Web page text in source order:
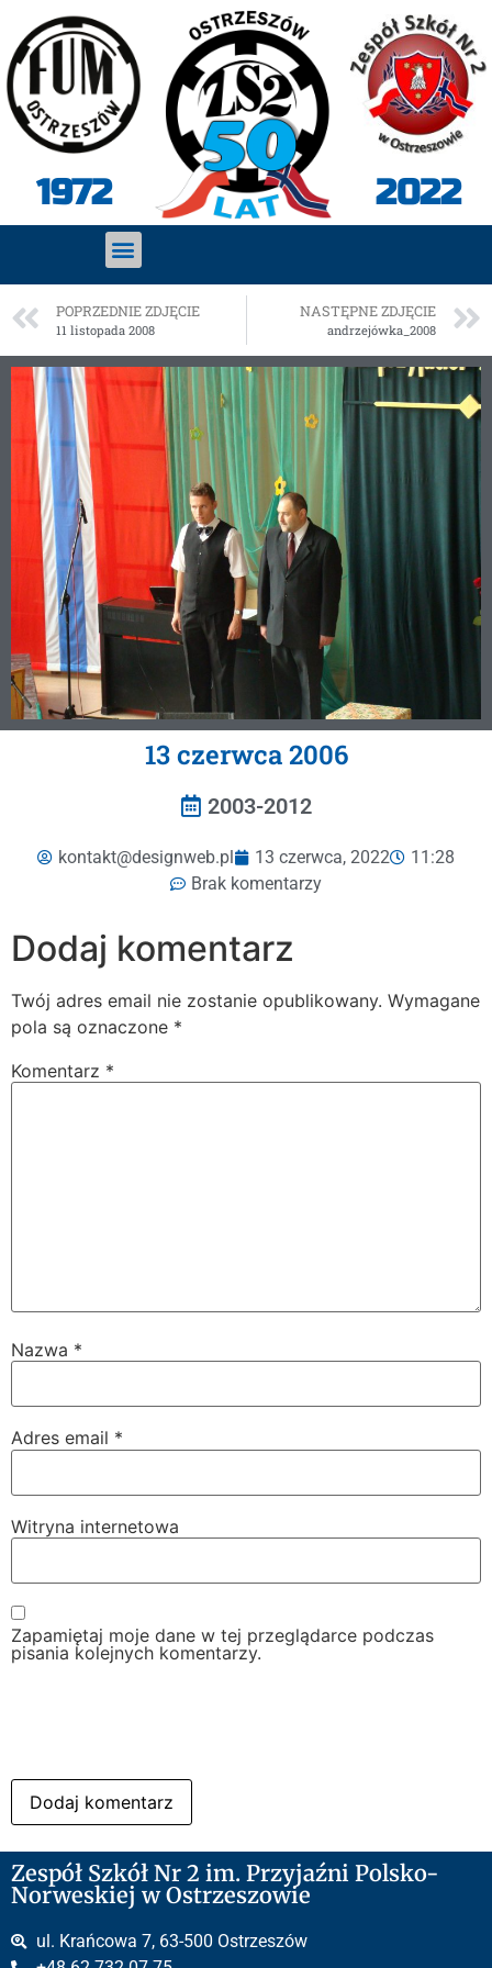
1972 2022
POPRZEDNIE ZDJĘCIE
11 listopada 2008
NASTĘPNE ZDJĘCIE
andrzejówka_2008
13 czerwca 2006
2003-2012
kontakt@designweb.pl 13 czerwca, 2022
11:28
Brak komentarzy
Dodaj komentarz
Twój adres email nie zostanie opublikowany. Wymagane
pola są oznaczone *
Komentarz *
Nazwa *
Adres email *
Witryna internetowa
Zapamiętaj moje dane w tej przeglądarce podczas
pisania kolejnych komentarzy.
Zespół Szkół Nr 2 im. Przyjaźni Polsko-
Norweskiej w Ostrzeszowie
ul. Krańcowa 7, 63-500 Ostrzeszów